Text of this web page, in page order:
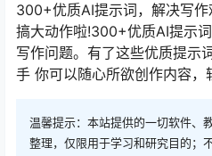
300+优质AI提示词，解决写
搞大动作啦!300+优质AI提示
写作问题。有了这些优质提示
手 你可以随心所欲创作内容，
温馨提示：本站提供的一切软件、
整理，仅限用于学习和研究目的；